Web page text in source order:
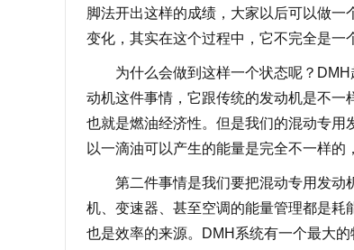
脚法开出这样的成绩，大家以后可以做
变化，其实在这个过程中，它不完全是一
为什么会做到这样一个状态呢？DMH
动机这件事情，它跟传统的发动机是不一
也就是燃油经济性。但是我们的混动专
以一滴油可以产生的能量是完全不一样的
第二件事情是我们要把混动专用发动
机、变速器、甚至空调的能量管理都是
也是效率的来源。DMH系统有一个最大